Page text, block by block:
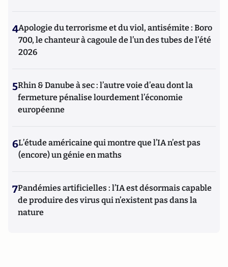
4Apologie du terrorisme et du viol, antisémite : Boro
700, le chanteur à cagoule de l’un des tubes de l’été
2026
5Rhin & Danube à sec : l’autre voie d’eau dont la
fermeture pénalise lourdement l’économie
européenne
6L’étude américaine qui montre que l’IA n’est pas
(encore) un génie en maths
7Pandémies artificielles : l’IA est désormais capable
de produire des virus qui n’existent pas dans la
nature